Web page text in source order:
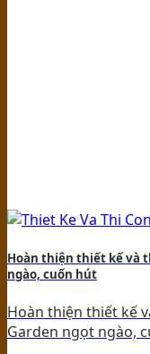
Hoàn thiện thiết kế và
ngào, cuốn hút
Hoàn thiện thiết kế
Garden ngọt ngào,